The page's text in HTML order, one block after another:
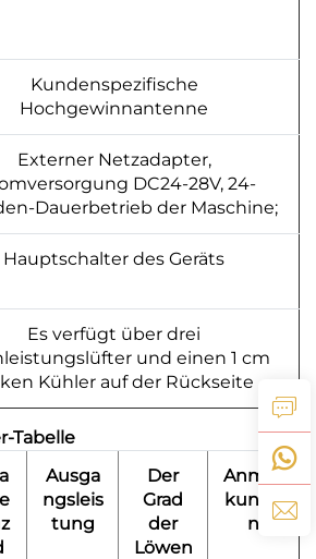
Kundenspezifische
Hochgewinnantenne
Externer Netzadapter,
DC24-28V, 24-
Dauerbetrieb der Maschine;
Hauptschalter des Geräts
Es verfügt über drei
und einen 1 cm
Kühler auf der Rückseite
Tabelle
Ausga
ngsleis
tung
Der
Grad
der
Löwen
Anmer
kunge
n